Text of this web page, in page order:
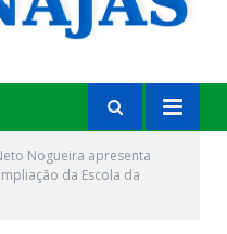
Nogueira apresenta
da Escola da